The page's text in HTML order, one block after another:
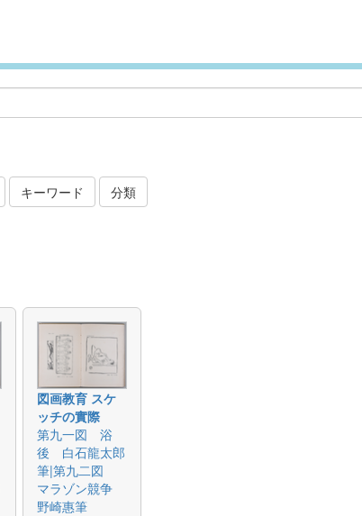
キーワード 分類
図画教育 スケ
ッチの實際
第九一図 浴
後 白石龍太郎
筆|第九二図
マラゾン競争
野崎惠筆